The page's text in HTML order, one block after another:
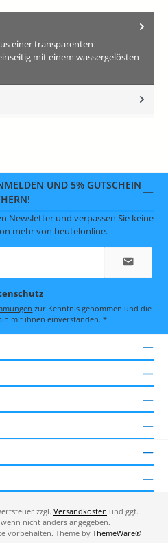
einer transparenten
mit einem wassergelösten
UND 5% GUTSCHEIN
Newsletter und verpassen Sie keine
mehr von beutelonline.
mit ihnen einverstanden.*
zzgl. Versandkosten und ggf.
nicht anders angegeben.
vorbehalten. Theme by ThemeWare®